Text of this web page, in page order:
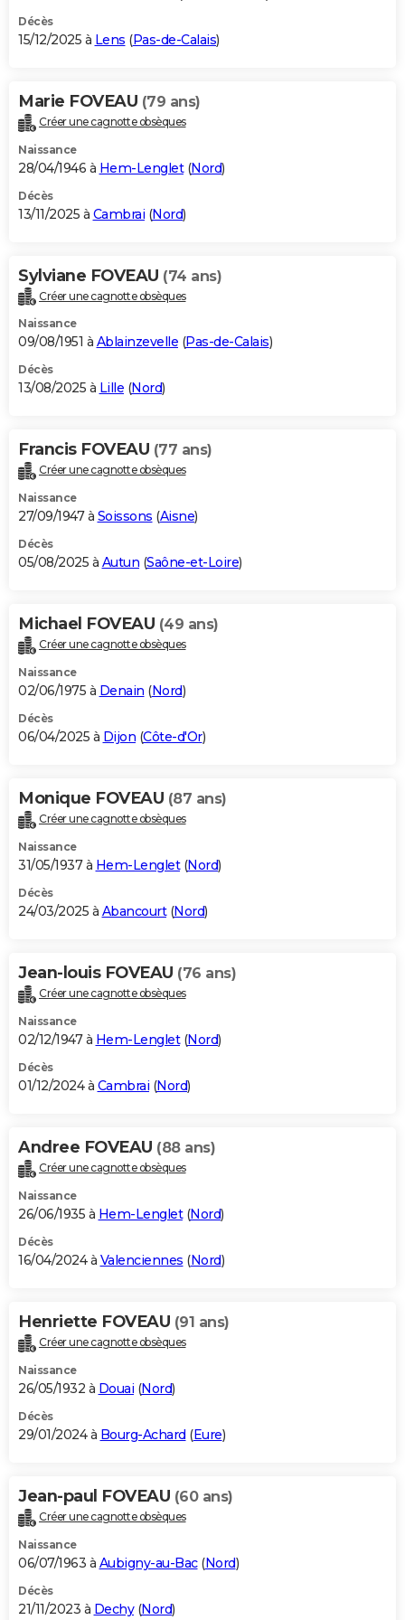
Décès
15/12/2025 à Lens (Pas-de-Calais)
Marie FOVEAU (79 ans)
Créer une cagnotte obsèques
Naissance
28/04/1946 à Hem-Lenglet(Nord)
Décès
13/11/2025 à Cambrai (Nord)
Sylviane FOVEAU (74 ans)
Créer une cagnotte obsèques
Naissance
09/08/1951 à Ablainzevelle (Pas-de-Calais)
Décès
13/08/2025 à Lille (Nord)
Francis FOVEAU (77 ans)
Créer une cagnotte obsèques
Naissance
27/09/1947 à Soissons (Aisne)
Décès
05/08/2025 à Autun (Saône-et-Loire)
Michael FOVEAU (49 ans)
Créer une cagnotte obsèques
Naissance
02/06/1975 à Denain (Nord)
Décès
06/04/2025 à Dijon (Côte-d'Or)
Monique FOVEAU (87 ans)
Créer une cagnotte obsèques
Naissance
31/05/1937 à Hem-Lenglet(Nord)
Décès
24/03/2025 à Abancourt(Nord)
Jean-louis FOVEAU (76 ans)
Créer une cagnotte obsèques
Naissance
02/12/1947 à Hem-Lenglet(Nord)
Décès
01/12/2024 à Cambrai (Nord)
Andree FOVEAU (88 ans)
Créer une cagnotte obsèques
Naissance
26/06/1935 à Hem-Lenglet(Nord)
Décès
16/04/2024 à Valenciennes (Nord)
Henriette FOVEAU (91 ans)
Créer une cagnotte obsèques
Naissance
26/05/1932 à Douai (Nord)
Décès
29/01/2024 à Bourg-Achard (Eure)
Jean-paul FOVEAU (60 ans)
Créer une cagnotte obsèques
Naissance
06/07/1963 à Aubigny-au-Bac(Nord)
Décès
21/11/2023 à Dechy(Nord)